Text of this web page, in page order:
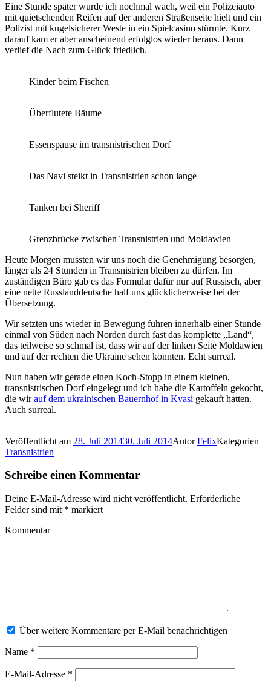
Eine Stunde später wurde ich nochmal wach, weil ein Polizeiauto
mit quietschenden Reifen auf der anderen Straßenseite hielt und ein
Polizist mit kugelsicherer Weste in ein Spielcasino stürmte. Kurz
darauf kam er aber anscheinend erfolglos wieder heraus. Dann
verlief die Nach zum Glück friedlich.
Kinder beim Fischen
Überflutete Bäume
Essenspause im transnistrischen Dorf
Das Navi steikt in Transnistrien schon lange
Tanken bei Sheriff
Grenzbrücke zwischen Transnistrien und Moldawien
Heute Morgen mussten wir uns noch die Genehmigung besorgen,
länger als 24 Stunden in Transnistrien bleiben zu dürfen. Im
zuständigen Büro gab es das Formular dafür nur auf Russisch, aber
eine nette Russlanddeutsche half uns glücklicherweise bei der
Übersetzung.
Wir setzten uns wieder in Bewegung fuhren innerhalb einer Stunde
einmal von Süden nach Norden durch fast das komplette „Land“,
das teilweise so schmal ist, dass wir auf der linken Seite Moldawien
und auf der rechten die Ukraine sehen konnten. Echt surreal.
Nun haben wir gerade einen Koch-Stopp in einem kleinen,
transnistrischen Dorf eingelegt und ich habe die Kartoffeln gekocht,
die wirauf dem ukrainischen Bauernhof in Kvasi gekauft hatten.
Auch surreal.
Veröffentlicht am 28. Juli 201430. Juli 2014AutorFelixKategorien
Transnistrien
Schreibe einen Kommentar
Deine E-Mail-Adresse wird nicht veröffentlicht. Erforderliche
Felder sind mit * markiert
Kommentar
Über weitere Kommentare per E-Mail benachrichtigen
Name *
E-Mail-Adresse *